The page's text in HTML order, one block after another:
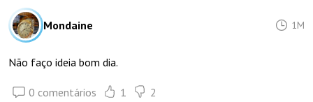
Mondaine 1M
Não faço ideia bom dia.
0 comentários 1 2